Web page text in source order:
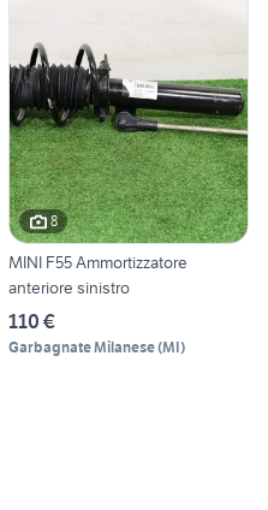
8
MINI F55 Ammortizzatore
anteriore sinistro
110 €
Garbagnate Milanese(MI)